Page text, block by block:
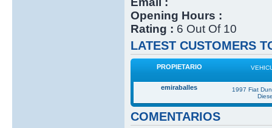
Opening Hours :
Rating : 6 Out Of 10
LATEST CUSTOMERS
PROPIETARIO
emiraballes
1997 Fiat
COMENTARIOS